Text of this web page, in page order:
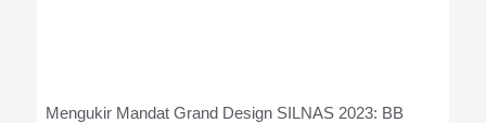
Mengukir Mandat Grand Design SILNAS 2023: BB